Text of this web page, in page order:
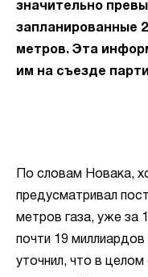
значительно
запланированные
метров. Эта
им на съезде
По словам Новака,
предусматривал
метров газа, уже за
почти 19
уточнил, что в